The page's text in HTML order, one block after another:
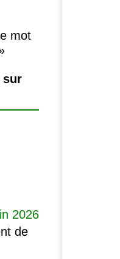
mot
sur
2026
de